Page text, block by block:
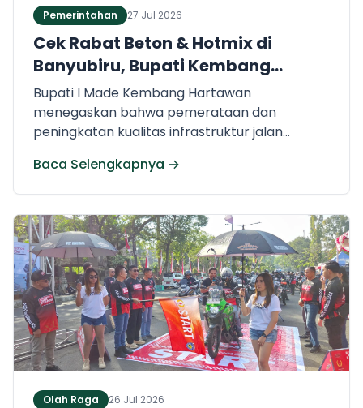
Pemerintahan 27 Jul 2026
Cek Rabat Beton & Hotmix di
Banyubiru, Bupati Kembang
Hartawan Pastikan Jalan Mulus
untuk Warga.
Bupati I Made Kembang Hartawan
menegaskan bahwa pemerataan dan
peningkatan kualitas infrastruktur jalan
daerah untuk mendorong mobilitas serta
perekonomian warga.
Baca Selengkapnya →
Olah Raga 26 Jul 2026